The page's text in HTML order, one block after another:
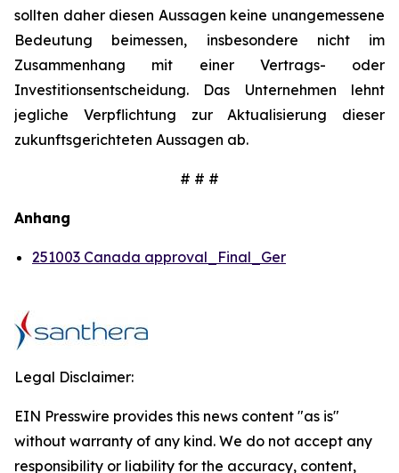
sollten daher diesen Aussagen keine unangemessene
Bedeutung beimessen, insbesondere nicht im
Zusammenhang mit einer Vertrags- oder
Investitionsentscheidung. Das Unternehmen lehnt
jegliche Verpflichtung zur Aktualisierung dieser
zukunftsgerichteten Aussagen ab.
# # #
Anhang
251003 Canada approval_Final_Ger
Legal Disclaimer:
EIN Presswire provides this news content "as is"
without warranty of any kind. We do not accept any
responsibility or liability for the accuracy, content,